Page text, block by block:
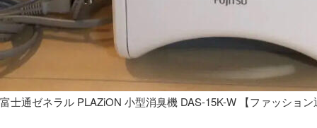
富士通ゼネラル PLAZiON 小型消臭機 DAS-15K-W 【ファッション